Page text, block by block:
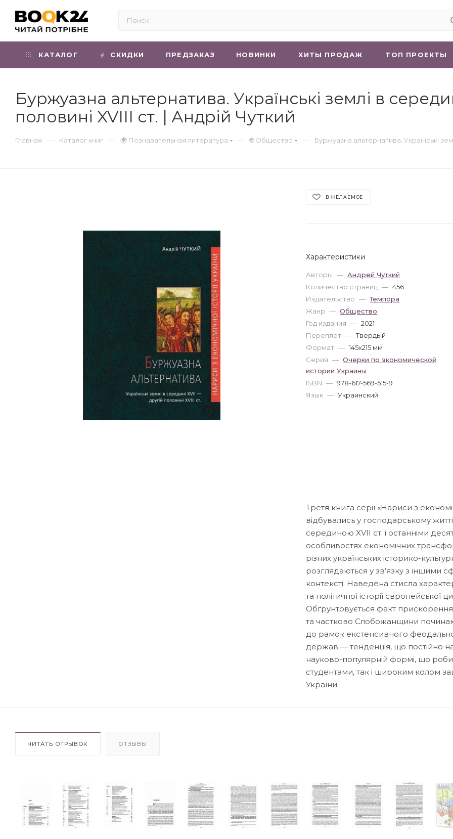
КАТАЛОГ СКИДКИ ПРЕДЗАКАЗ НОВИНКИ ХИТЫ ПРОДАЖ ТОП ПРОЕКТЫ
Буржуазна альтернатива. Українські землі в
половині XVIII ст. | Андрій Чуткий
Главная — Каталог книг — 🌍 Познавательная литература — 🌐 Общество — Буржуазна альтернатива. Українські
В ЖЕЛАЕМОЕ
Характеристики
Авторы — Андрей Чуткий
Количество страниц — 456
Издательство — Темпора
Жанр — Общество
Год издания — 2021
Переплет — Твердый
Формат — 145x215 мм
Серия — Очерки по экономической
истории Украины
ISBN — 978-617-569-515-9
Язык — Украинский
Третя книга серії «Нариси з
відбувались у господарському
серединою XVII ст. і останніми
особливостях економічних
різних українських історико-
розглядаються у зв’язку з іншими
контексті. Наведена стисла
та політичної історії європейської
Обґрунтовується факт
та частково Слобожанщини
до рамок екстенсивного
держав — тенденція, що постійно
науково-популярній формі, що
студентами, так і широким колом
України.
ЧИТАТЬ ОТРЫВОК ОТЗЫВЫ